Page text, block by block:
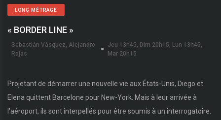
LONG MÉTRAGE
« BORDER LINE »
Sebastián Vásquez, Alejandro
Rojas
Jeu 13h45, Dim 20h15, Lun 13h45,
Mar 20h15
Projetant de démarrer une nouvelle vie aux États-Unis, Diego et
Elena quittent Barcelone pour New-York. Mais à leur arrivée à
l'aéroport, ils sont interpellés pour être soumis à un interrogatoire.